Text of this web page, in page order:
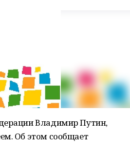
Владимир Путин,
Об этом сообщает